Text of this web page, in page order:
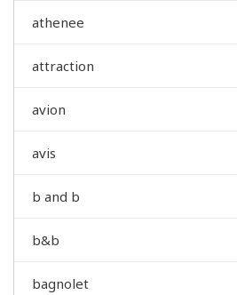
athenee
attraction
avion
avis
b and b
b&b
bagnolet